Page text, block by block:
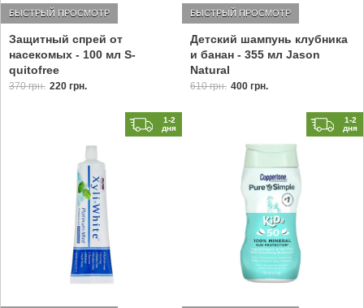
Защитный спрей от
насекомых - 100 мл S-
quitofree
БЫСТРЫЙ ПРОСМОТР
370 грн. 220 грн.
Детский шампунь клубника
и банан - 355 мл Jason
Natural
БЫСТРЫЙ ПРОСМОТР
610 грн. 400 грн.
1-2
дня
1-2
дня